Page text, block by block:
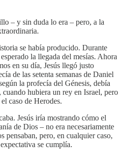
– y sin duda lo era – pero, a la
se había producido. Durante
la llegada del mesías. Ahora
en su día, Jesús llegó justo
de las setenta semanas de Daniel
la profecía del Génesis, debía
cuando hubiera un rey en Israel, pero
caso de Herodes.
Jesús iría mostrando cómo el
de Dios – no era necesariamente
pensaban, pero, en cualquier caso,
se cumplía.